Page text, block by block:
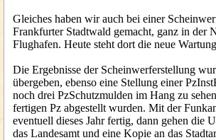
Gleiches haben wir auch bei einer
Frankfurter Stadtwald gemacht, ganz in der
Flughafen. Heute steht dort die neue
Die Ergebnisse der Scheinwerferstellung
übergeben, ebenso eine Stellung einer
noch drei PzSchutzmulden im Hang zu
fertigen Pz abgestellt wurden. Mit der
eventuell dieses Jahr fertig, dann gehen die
das Landesamt und eine Kopie an das